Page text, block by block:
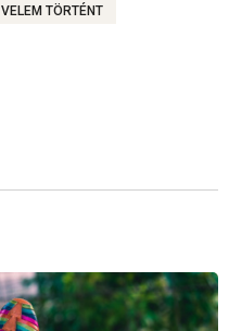
VELEM TÖRTÉNT